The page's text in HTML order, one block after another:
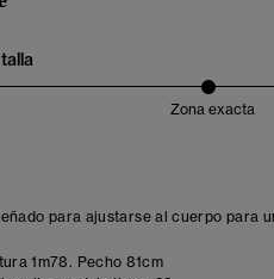
Zona exacta
para ajustarse al cuerpo para
1m78. Pecho 81cm